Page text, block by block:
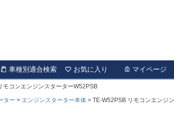
車種別適合検索 お気に入り マイページ
モコンエンジンスターターW52PSB
ター エンジンスターター本体 TE-W52PSB リモコンエンジ